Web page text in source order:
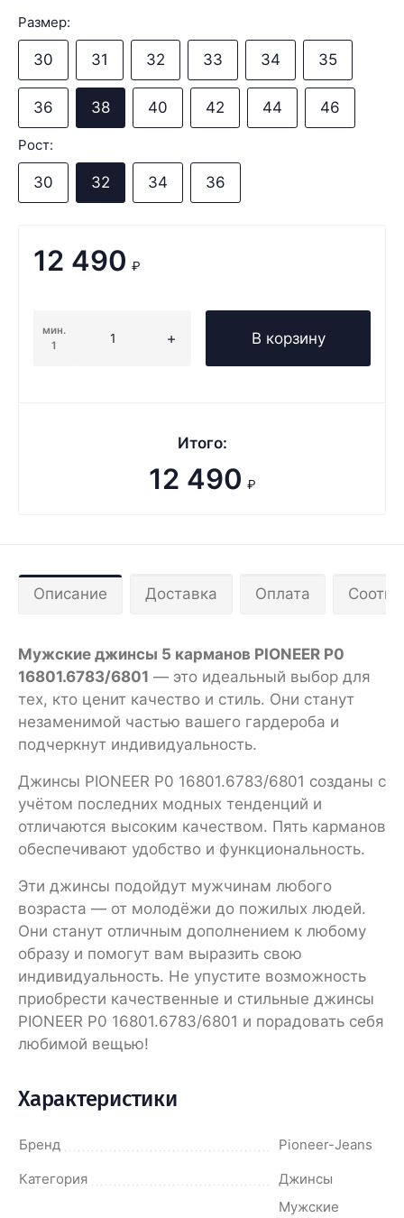
Размер:
30 31 32 33 34 35
36 38 40 42 44 46
Рост:
30 32 34 36
12 490 ₽
мин.
1
В корзину
Итого:
12 490 ₽
Описание Доставка Оплата
Мужские джинсы 5 карманов PIONEER P0
16801.6783/6801 — это идеальный выбор для
тех, кто ценит качество и стиль. Они станут
незаменимой частью вашего гардероба и
подчеркнут индивидуальность.
Джинсы PIONEER P0 16801.6783/6801 созданы с
учётом последних модных тенденций и
отличаются высоким качеством. Пять карманов
обеспечивают удобство и функциональность.
Эти джинсы подойдут мужчинам любого
возраста — от молодёжи до пожилых людей.
Они станут отличным дополнением к любому
образу и помогут вам выразить свою
индивидуальность. Не упустите возможность
приобрести качественные и стильные джинсы
PIONEER P0 16801.6783/6801 и порадовать себя
любимой вещью!
Характеристики
Бренд
Pioneer-Jeans
Категория
Джинсы
Мужские